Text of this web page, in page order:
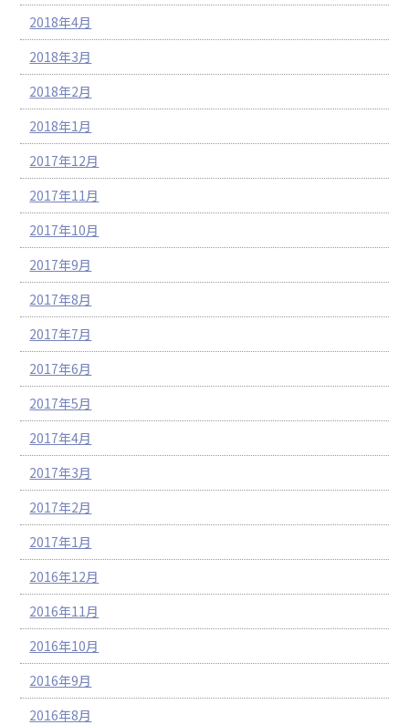
2018年4月
2018年3月
2018年2月
2018年1月
2017年12月
2017年11月
2017年10月
2017年9月
2017年8月
2017年7月
2017年6月
2017年5月
2017年4月
2017年3月
2017年2月
2017年1月
2016年12月
2016年11月
2016年10月
2016年9月
2016年8月